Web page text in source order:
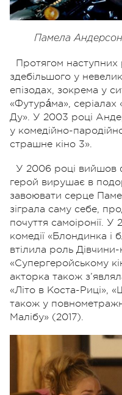
Памела
Протягом наступних
здебільшого у
епізодах, зокрема у
«Футурáма»,
Ду». У 2003 році
у комедійно-
страшне кіно 3».
У 2006 році вийшов
герой вирушає в
завоювати серце
зіграла саму себе,
почуття самоіронії. У
комедії «Блондинка і
втілила роль
«Супергеройському
акторка також
«Літо в Коста-Риці»,
також у
Малібу» (2017).